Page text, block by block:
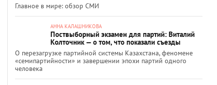
Главное в мире: обзор СМИ
АННА КАЛАШНИКОВА
Поствыборный экзамен для партий: Виталий
Колточник — о том, что показали съезды
О перезагрузке партийной системы Казахстана, феномене
«семипартийности» и завершении эпохи партий одного
человека